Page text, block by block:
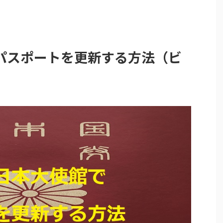
ポートを更新する方法（ビ